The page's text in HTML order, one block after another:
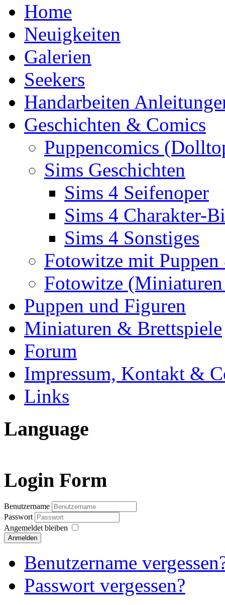
Home
Neuigkeiten
Galerien
Seekers
Handarbeiten
Geschichten & Comics
Puppencomics
Sims Geschichten
Sims 4 Seifenoper
Sims 4 Charakter-
Sims 4 Sonstiges
Fotowitze mit
Fotowitze
Puppen und Figuren
Miniaturen & Brettspiele
Forum
Impressum, Kontakt &
Links
Language
Login Form
Benutzername
Passwort
Angemeldet bleiben
Anmelden
Benutzername
Passwort vergessen?